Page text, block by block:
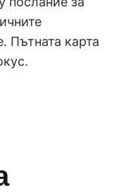
Пътната карта